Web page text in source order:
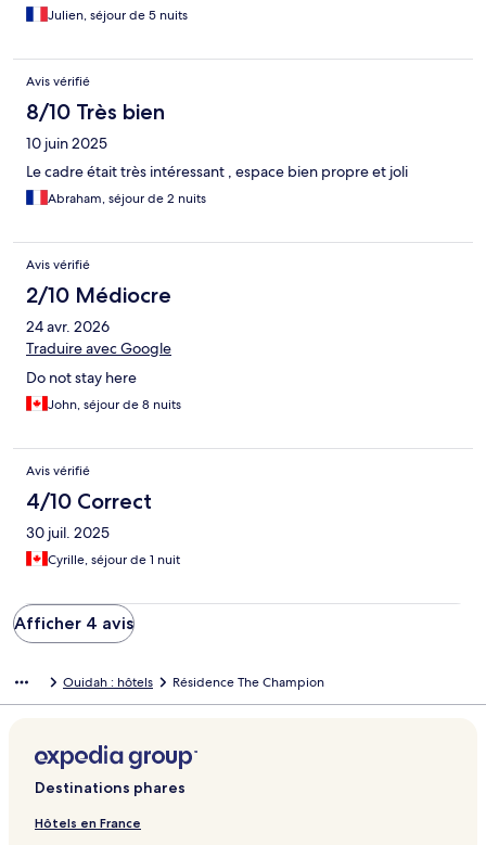
Julien, séjour de 5 nuits
Avis vérifié
8/10 Très bien
10 juin 2025
Le cadre était très intéressant , espace bien propre et joli
Abraham, séjour de 2 nuits
Avis vérifié
2/10 Médiocre
24 avr. 2026
Traduire avec Google
Do not stay here
John, séjour de 8 nuits
Avis vérifié
4/10 Correct
30 juil. 2025
Cyrille, séjour de 1 nuit
Afficher 4 avis
Ouidah : hôtels Résidence The Champion
Destinations phares
Hôtels en France